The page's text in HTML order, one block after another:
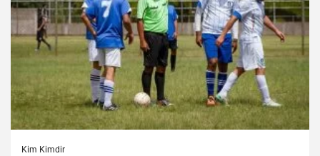
Kim Kimdir